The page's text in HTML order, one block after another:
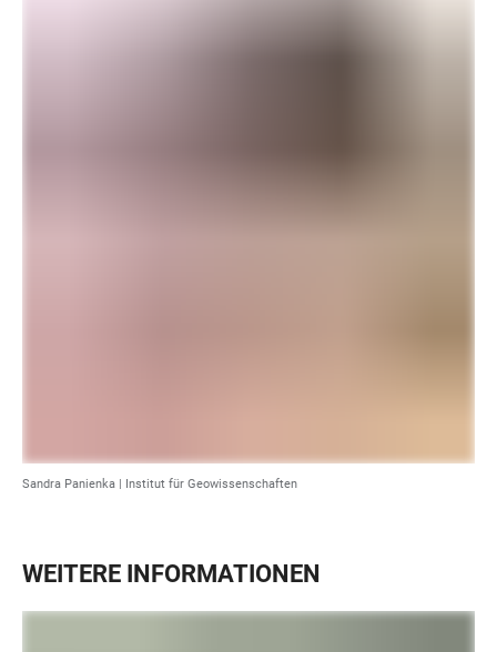
Sandra Panienka | Institut für Geowissenschaften
WEITERE INFORMATIONEN